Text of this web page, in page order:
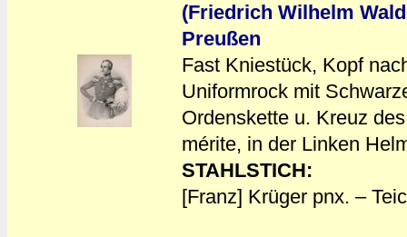
(Friedrich Wilhelm
Preußen
Fast Kniestück, Kopf
Uniformrock mit
Ordenskette u. Kreuz
mérite, in der Linken
STAHLSTICH:
[Franz] Krüger pnx. –